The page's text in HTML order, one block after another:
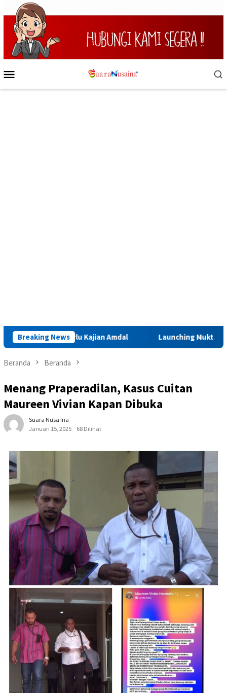
Loncat
ke
konten
Mobile
Breaking News
Iha Perlu Kajian Amdal Launching Muktamar VIII di
Beranda Beranda
Menang Praperadilan, Kasus Cuitan
Maureen Vivian Kapan Dibuka
Suara Nusa Ina
Januari 15, 2025
68 Dilihat